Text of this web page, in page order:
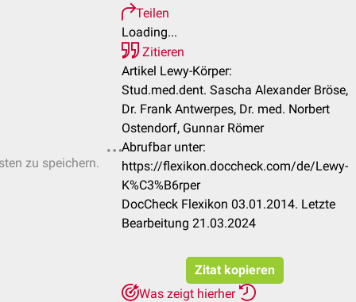
zu speichern.
Teilen
Loading...
Zitieren
Artikel Lewy-Körper:
Stud.med.dent. Sascha Alexander Bröse,
Dr. Frank Antwerpes, Dr. med. Norbert
Ostendorf, Gunnar Römer
Abrufbar unter:
https://flexikon.doccheck.com/de/Lewy-
K%C3%B6rper
DocCheck Flexikon 03.01.2014. Letzte
Bearbeitung 21.03.2024
Zitat kopieren
Was zeigt hierher